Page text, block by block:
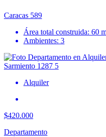
Caracas 589
Área total construida: 60
Ambientes: 3
Alquiler
$420.000
Departamento